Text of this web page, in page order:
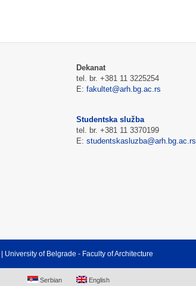
Dekanat
tel. br. +381 11 3225254
E: fakultet@arh.bg.ac.rs
Studentska služba
tel. br. +381 11 3370199
E: studentskasluzba@arh.bg.ac.rs
| University of Belgrade - Faculty of Architecture
Serbian English